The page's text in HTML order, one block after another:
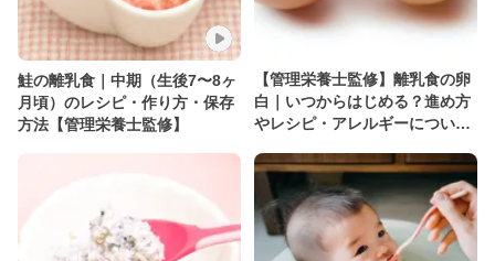
鮭の離乳食｜中期（生後7〜8ヶ
月頃）のレシピ・作り方・保存
方法【管理栄養士監修】
【管理栄養士監修】離乳食の卵
白｜いつからはじめる？進め方
やレシピ・アレルギーについて